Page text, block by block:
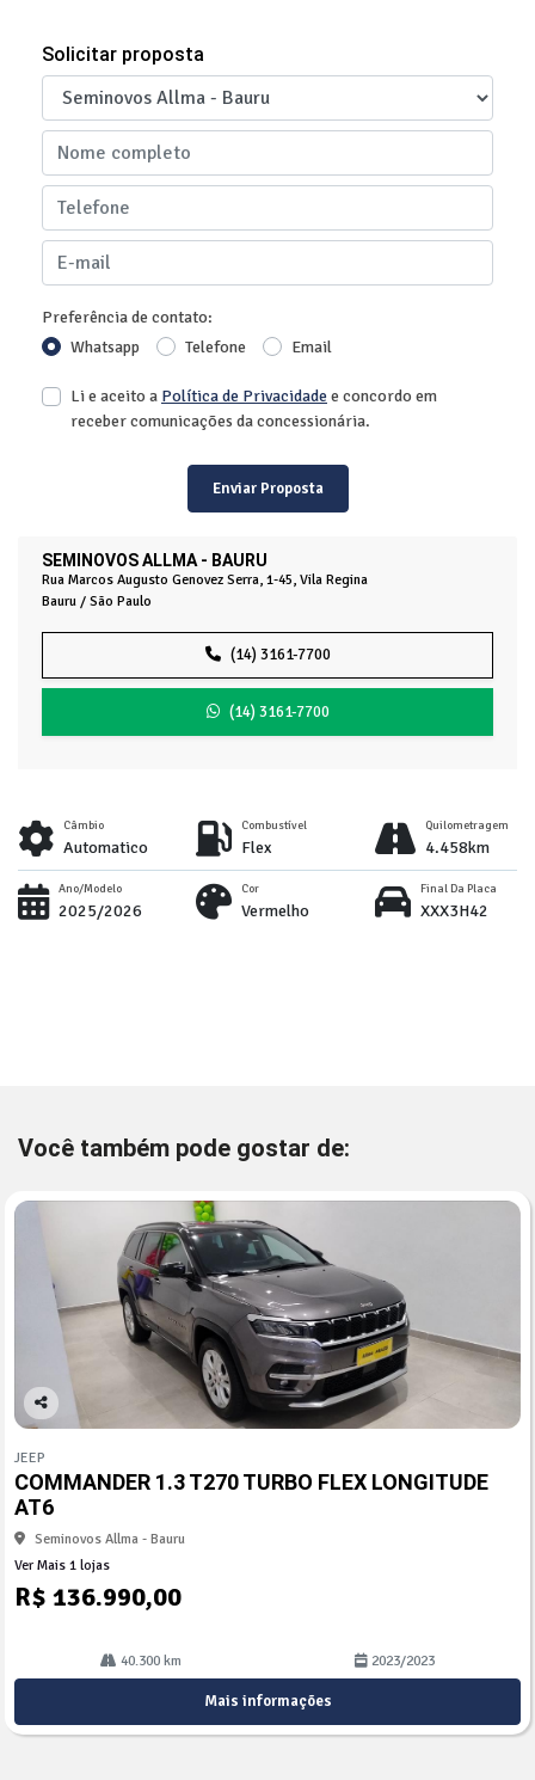
SEMINOVOS ALLMA - BAURU
Rua Marcos Augusto Genovez Serra, 1-45, Vila Regina
Bauru / São Paulo
(14) 3161-7700
(14) 3161-7700
Solicitar proposta
Preferência de contato:
Whatsapp
Telefone Email
Li e aceito a Política de Privacidadee concordo em
receber comunicações da concessionária.
Enviar Proposta
Câmbio
Automatico
Combustível
Flex
Quilometragem
4.458km
Ano/Modelo
2025/2026
Cor
Vermelho
Final Da Placa
XXX3H42
Você também pode gostar de:
Co
arti
lhe
JEEP
COMMANDER 1.3 T270 TURBO FLEX LONGITUDE
AT6
Seminovos Allma - Bauru
Ver Mais 1 lojas
R$ 136.990,00
40.300 km 2023/2023
Mais informações